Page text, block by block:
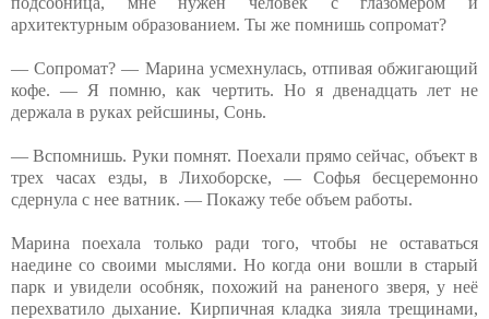
архитектурным образованием. Ты же помнишь сопромат?
— Сопромат? — Марина усмехнулась, отпивая обжигающий
кофе. — Я помню, как чертить. Но я двенадцать лет не
держала в руках рейсшины, Сонь.
— Вспомнишь. Руки помнят. Поехали прямо сейчас, объект в
трех часах езды, в Лихоборске, — Софья бесцеремонно
сдернула с нее ватник. — Покажу тебе объем работы.
Марина поехала только ради того, чтобы не оставаться
наедине со своими мыслями. Но когда они вошли в старый
парк и увидели особняк, похожий на раненого зверя, у неё
перехватило дыхание. Кирпичная кладка зияла трещинами,